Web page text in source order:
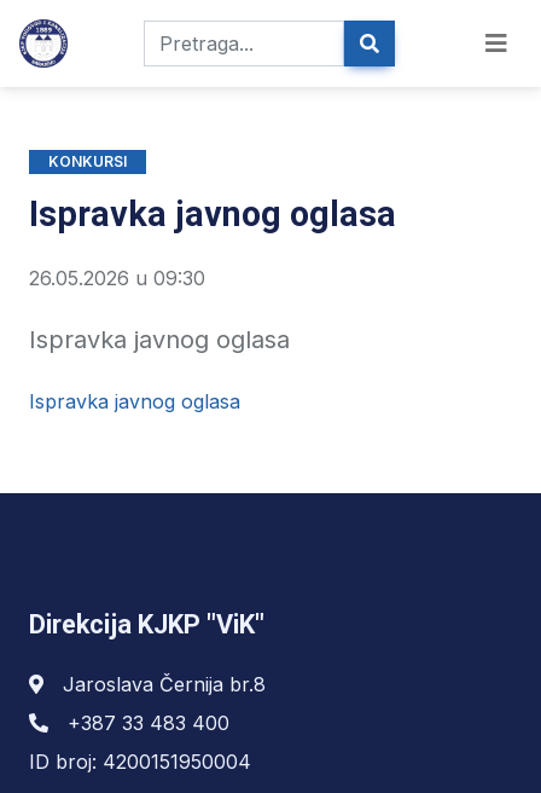
KONKURSI
Ispravka javnog oglasa
26.05.2026 u 09:30
Ispravka javnog oglasa
Ispravka javnog oglasa
Direkcija KJKP "ViK"
Jaroslava Černija br.8
+387 33 483 400
ID broj: 4200151950004